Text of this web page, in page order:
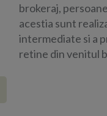
brokeraj,
acestia sunt
intermediate si a
retine din venitul